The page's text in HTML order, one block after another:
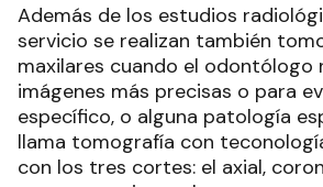
Además de los estudios
servicio se realizan también
maxilares cuando el odontólogo
imágenes más precisas o para
específico, o alguna patología
llama tomografía con
con los tres cortes: el axial,